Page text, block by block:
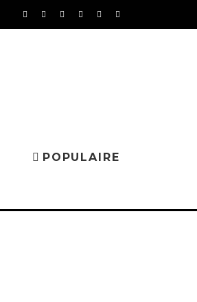
POPULAIRE